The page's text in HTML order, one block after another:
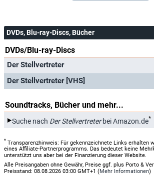
DVDs, Blu-ray-Discs, Bücher
DVDs/Blu-ray-Discs
Der Stellvertreter
Der Stellvertreter [VHS]
Soundtracks, Bücher und mehr...
Suche nach Der Stellvertreterbei Amazon.de*
* Transparenzhinweis: Für gekennzeichnete Links erhalten
eines Affiliate-Partnerprogramms. Das bedeutet keine
unterstützt uns aber bei der Finanzierung dieser Website.
Alle Preisangaben ohne Gewähr, Preise ggf. plus Porto &
Preisstand: 08.08.2026 03:00 GMT+1 (Mehr Informationen)